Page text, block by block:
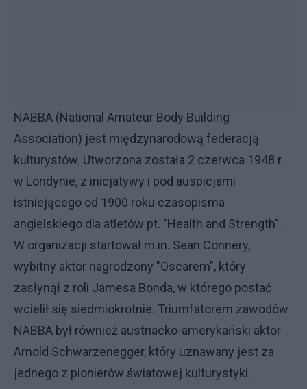
NABBA (National Amateur Body Building
Association) jest międzynarodową federacją
kulturystów. Utworzona została 2 czerwca 1948 r.
w Londynie, z inicjatywy i pod auspicjami
istniejącego od 1900 roku czasopisma
angielskiego dla atletów pt. "Health and Strength".
W organizacji startował m.in. Sean Connery,
wybitny aktor nagrodzony "Oscarem", który
zasłynął z roli Jamesa Bonda, w którego postać
wcielił się siedmiokrotnie. Triumfatorem zawodów
NABBA był również austriacko-amerykański aktor
Arnold Schwarzenegger, który uznawany jest za
jednego z pionierów światowej kulturystyki.